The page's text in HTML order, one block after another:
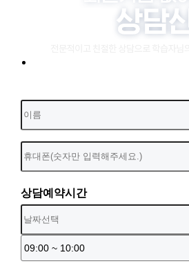
상담예약시간